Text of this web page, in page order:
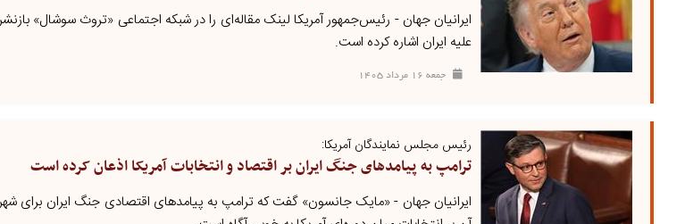
ایرانیان جهان - رئیس‌جمهور آمریکا لینک مقاله‌ای را در شبکه اجتماعی «تروث سوشال»
علیه ایران اشاره کرده است.
جمعه ۱۶ مرداد ۱۴۰۵
رئیس مجلس نمایندگان آمریکا:
ترامپ به پیامدهای جنگ ایران بر اقتصاد و انتخابات آمریکا اذعان کرده است
ایرانیان جهان - «مایک جانسون» گفت که ترامپ به پیامدهای اقتصادی جنگ ایران برای